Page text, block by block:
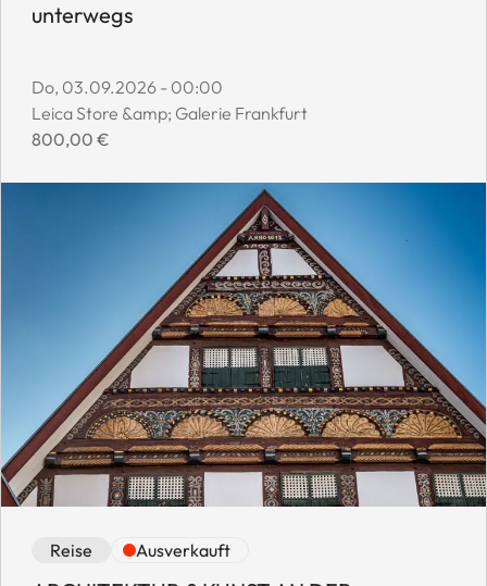
unterwegs
Event start date:
Do, 03.09.2026 - 00:00
Event location:
Leica Store &amp; Galerie Frankfurt
Event price:
800,00 €
Reise Ausverkauft
Event category: Reise
Event availability: Ausverkauft